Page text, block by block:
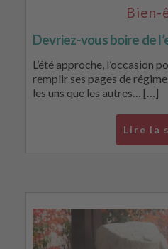
Bien-
Devriez-vous boire de
L’été approche, l’occasion
remplir ses pages de
les uns que les autres… […]
Lire la